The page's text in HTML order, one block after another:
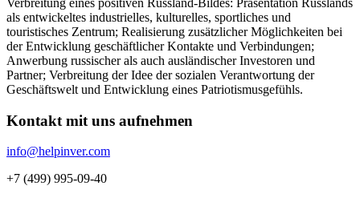
als entwickeltes industrielles, kulturelles, sportliches und
touristisches Zentrum; Realisierung zusätzlicher Möglichkeiten bei
der Entwicklung geschäftlicher Kontakte und Verbindungen;
Anwerbung russischer als auch ausländischer Investoren und
Partner; Verbreitung der Idee der sozialen Verantwortung der
Geschäftswelt und Entwicklung eines Patriotismusgefühls.
Kontakt mit uns aufnehmen
info@helpinver.com
+7 (499) 995-09-40